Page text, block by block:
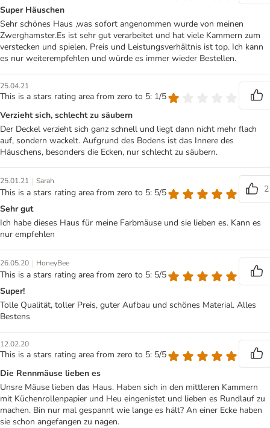
Super Häuschen
Sehr schönes Haus ,was sofort angenommen wurde von meinen
Zwerghamster.Es ist sehr gut verarbeitet und hat viele Kammern zum
verstecken und spielen. Preis und Leistungsverhältnis ist top. Ich kann
es nur weiterempfehlen und würde es immer wieder Bestellen.
25.04.21
This is a stars rating area from zero to 5: 1/5
Verzieht sich, schlecht zu säubern
Der Deckel verzieht sich ganz schnell und liegt dann nicht mehr flach
auf, sondern wackelt. Aufgrund des Bodens ist das Innere des
Häuschens, besonders die Ecken, nur schlecht zu säubern.
25.01.21 | Sarah
This is a stars rating area from zero to 5: 5/5
2
Sehr gut
Ich habe dieses Haus für meine Farbmäuse und sie lieben es. Kann es
nur empfehlen
26.05.20 | HoneyBee
This is a stars rating area from zero to 5: 5/5
Super!
Tolle Qualität, toller Preis, guter Aufbau und schönes Material. Alles
Bestens
12.02.20
This is a stars rating area from zero to 5: 5/5
Die Rennmäuse lieben es
Unsre Mäuse lieben das Haus. Haben sich in den mittleren Kammern
mit Küchenrollenpapier und Heu eingenistet und lieben es Rundlauf zu
machen. Bin nur mal gespannt wie lange es hält? An einer Ecke haben
sie schon angefangen zu nagen.